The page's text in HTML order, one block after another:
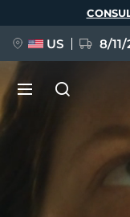
principal
US 8/11/
NOVIDADE
BREAKING